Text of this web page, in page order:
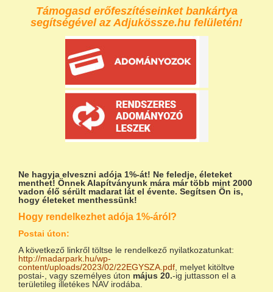
Támogasd erőfeszítéseinket bankártya
segítségével az Adjukössze.hu felületén!
Ne hagyja elveszni adója 1%-át! Ne feledje, életeket
menthet! Önnek Alapítványunk mára már több mint 2000
vadon élő sérült madarat lát el évente. Segítsen Ön is,
hogy életeket menthessünk!
Hogy rendelkezhet adója 1%-áról?
Postai úton:
A következő linkről töltse le rendelkező nyilatkozatunkat:
http://madarpark.hu/wp-
content/uploads/2023/02/22EGYSZA.pdf, melyet kitöltve
postai-, vagy személyes úton május 20.-ig juttasson el a
területileg illetékes NAV irodába.